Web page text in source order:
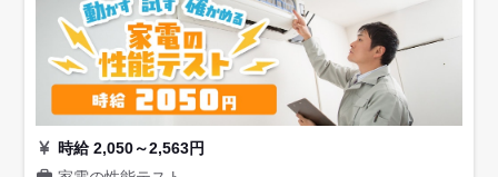
時給 2,050～2,563円